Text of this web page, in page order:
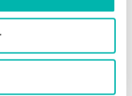
précoce (après
de récidive.
une
hormonal. Mais le
des effets